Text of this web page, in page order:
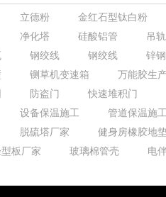
迎今冬特强
票于7
立德粉
金红石型钛白粉
净化塔 硅酸铝管
吊
钢绞线 钢绞线
锌
铡草机变速箱
万能胶生
防盗门
快速堆积门
设备保温施工
管道保温施
脱硫塔厂家
健身房橡胶地
板厂家
玻璃棉管壳 电